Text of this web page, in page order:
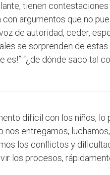
tienen contestaciones
argumentos que no
de autoridad, ceder,
se sorprenden de estas
es!” “¿de dónde saco tal
difícil con los niños,
entregamos,
los conflictos y
los procesos,